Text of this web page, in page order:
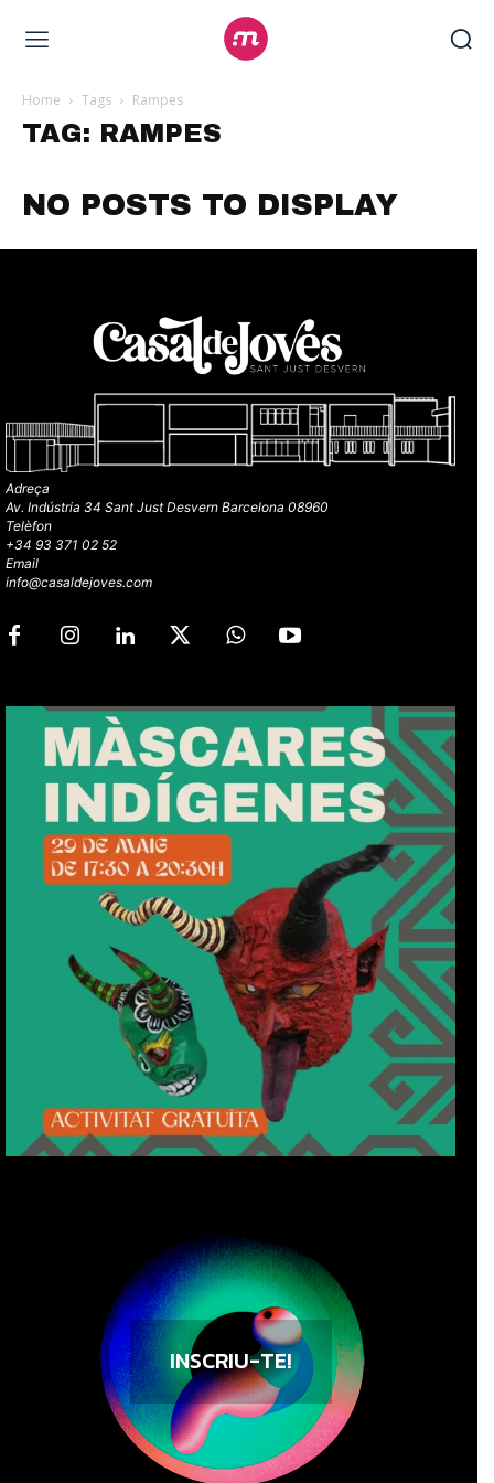
Home Tags Rampes
TAG: RAMPES
NO POSTS TO DISPLAY
Adreça
Av. Indústria 34 Sant Just Desvern Barcelona 08960
Telèfon
+34 93 371 02 52
Email
info@casaldejoves.com
INSCRIU-TE!